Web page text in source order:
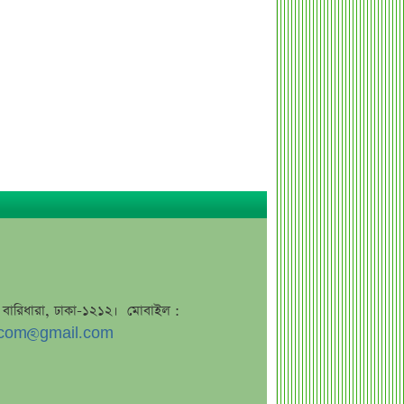
হত্যা বাবার
মেসেজ নিয়ে ব্যাখ্যা দিলেন নাহিদ
ব্যক্তিগত ছবি বিদেশে
অভিযোগে উত্তাল ইবি
ঢাকা-১২১২। মোবাইল :